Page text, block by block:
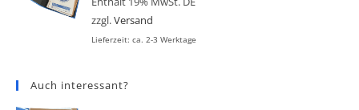
zzgl.Versand
Lieferzeit: ca. 2-3 Werktage
Auch interessant?